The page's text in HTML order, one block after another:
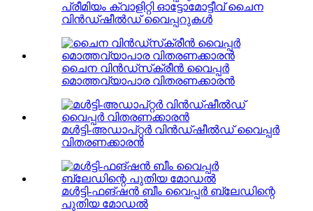
പ്രീമിയം ക്വാളിറ്റി ഓട്ടോമോട്ടീവ് ചൈന
വിൻഡ്ഷീൽഡ് വൈപ്പറുകൾ
ചൈന വിൻഡ്‌സ്‌ക്രീൻ വൈപ്പർ
മൊത്തവ്യാപാര വിതരണക്കാരൻ
മൾട്ടി-അഡാപ്റ്റർ വിൻഡ്ഷീൽഡ് വൈപ്പർ
വിതരണക്കാരൻ
മൾട്ടി-ഫങ്ഷൻ ബീം വൈപ്പർ ബ്ലേഡിന്റെ
പുതിയ മോഡൽ